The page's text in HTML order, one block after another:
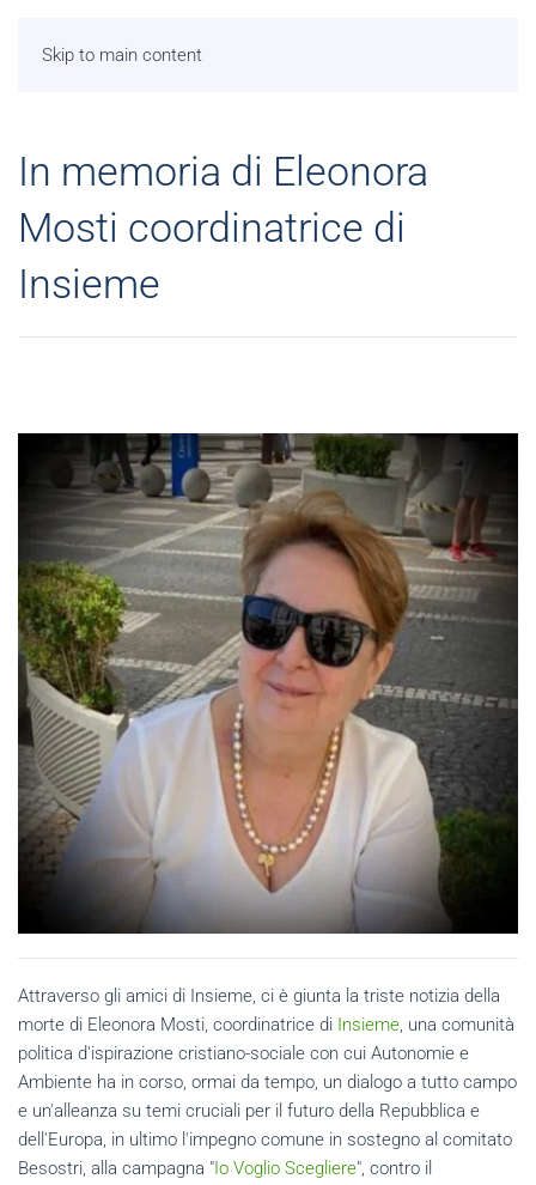
Skip to main content
In memoria di Eleonora
Mosti coordinatrice di
Insieme
Attraverso gli amici di Insieme, ci è giunta la triste notizia della
morte di Eleonora Mosti, coordinatrice di Insieme, una comunità
politica d'ispirazione cristiano-sociale con cui Autonomie e
Ambiente ha in corso, ormai da tempo, un dialogo a tutto campo
e un'alleanza su temi cruciali per il futuro della Repubblica e
dell'Europa, in ultimo l'impegno comune in sostegno al comitato
Besostri, alla campagna "Io Voglio Scegliere", contro il